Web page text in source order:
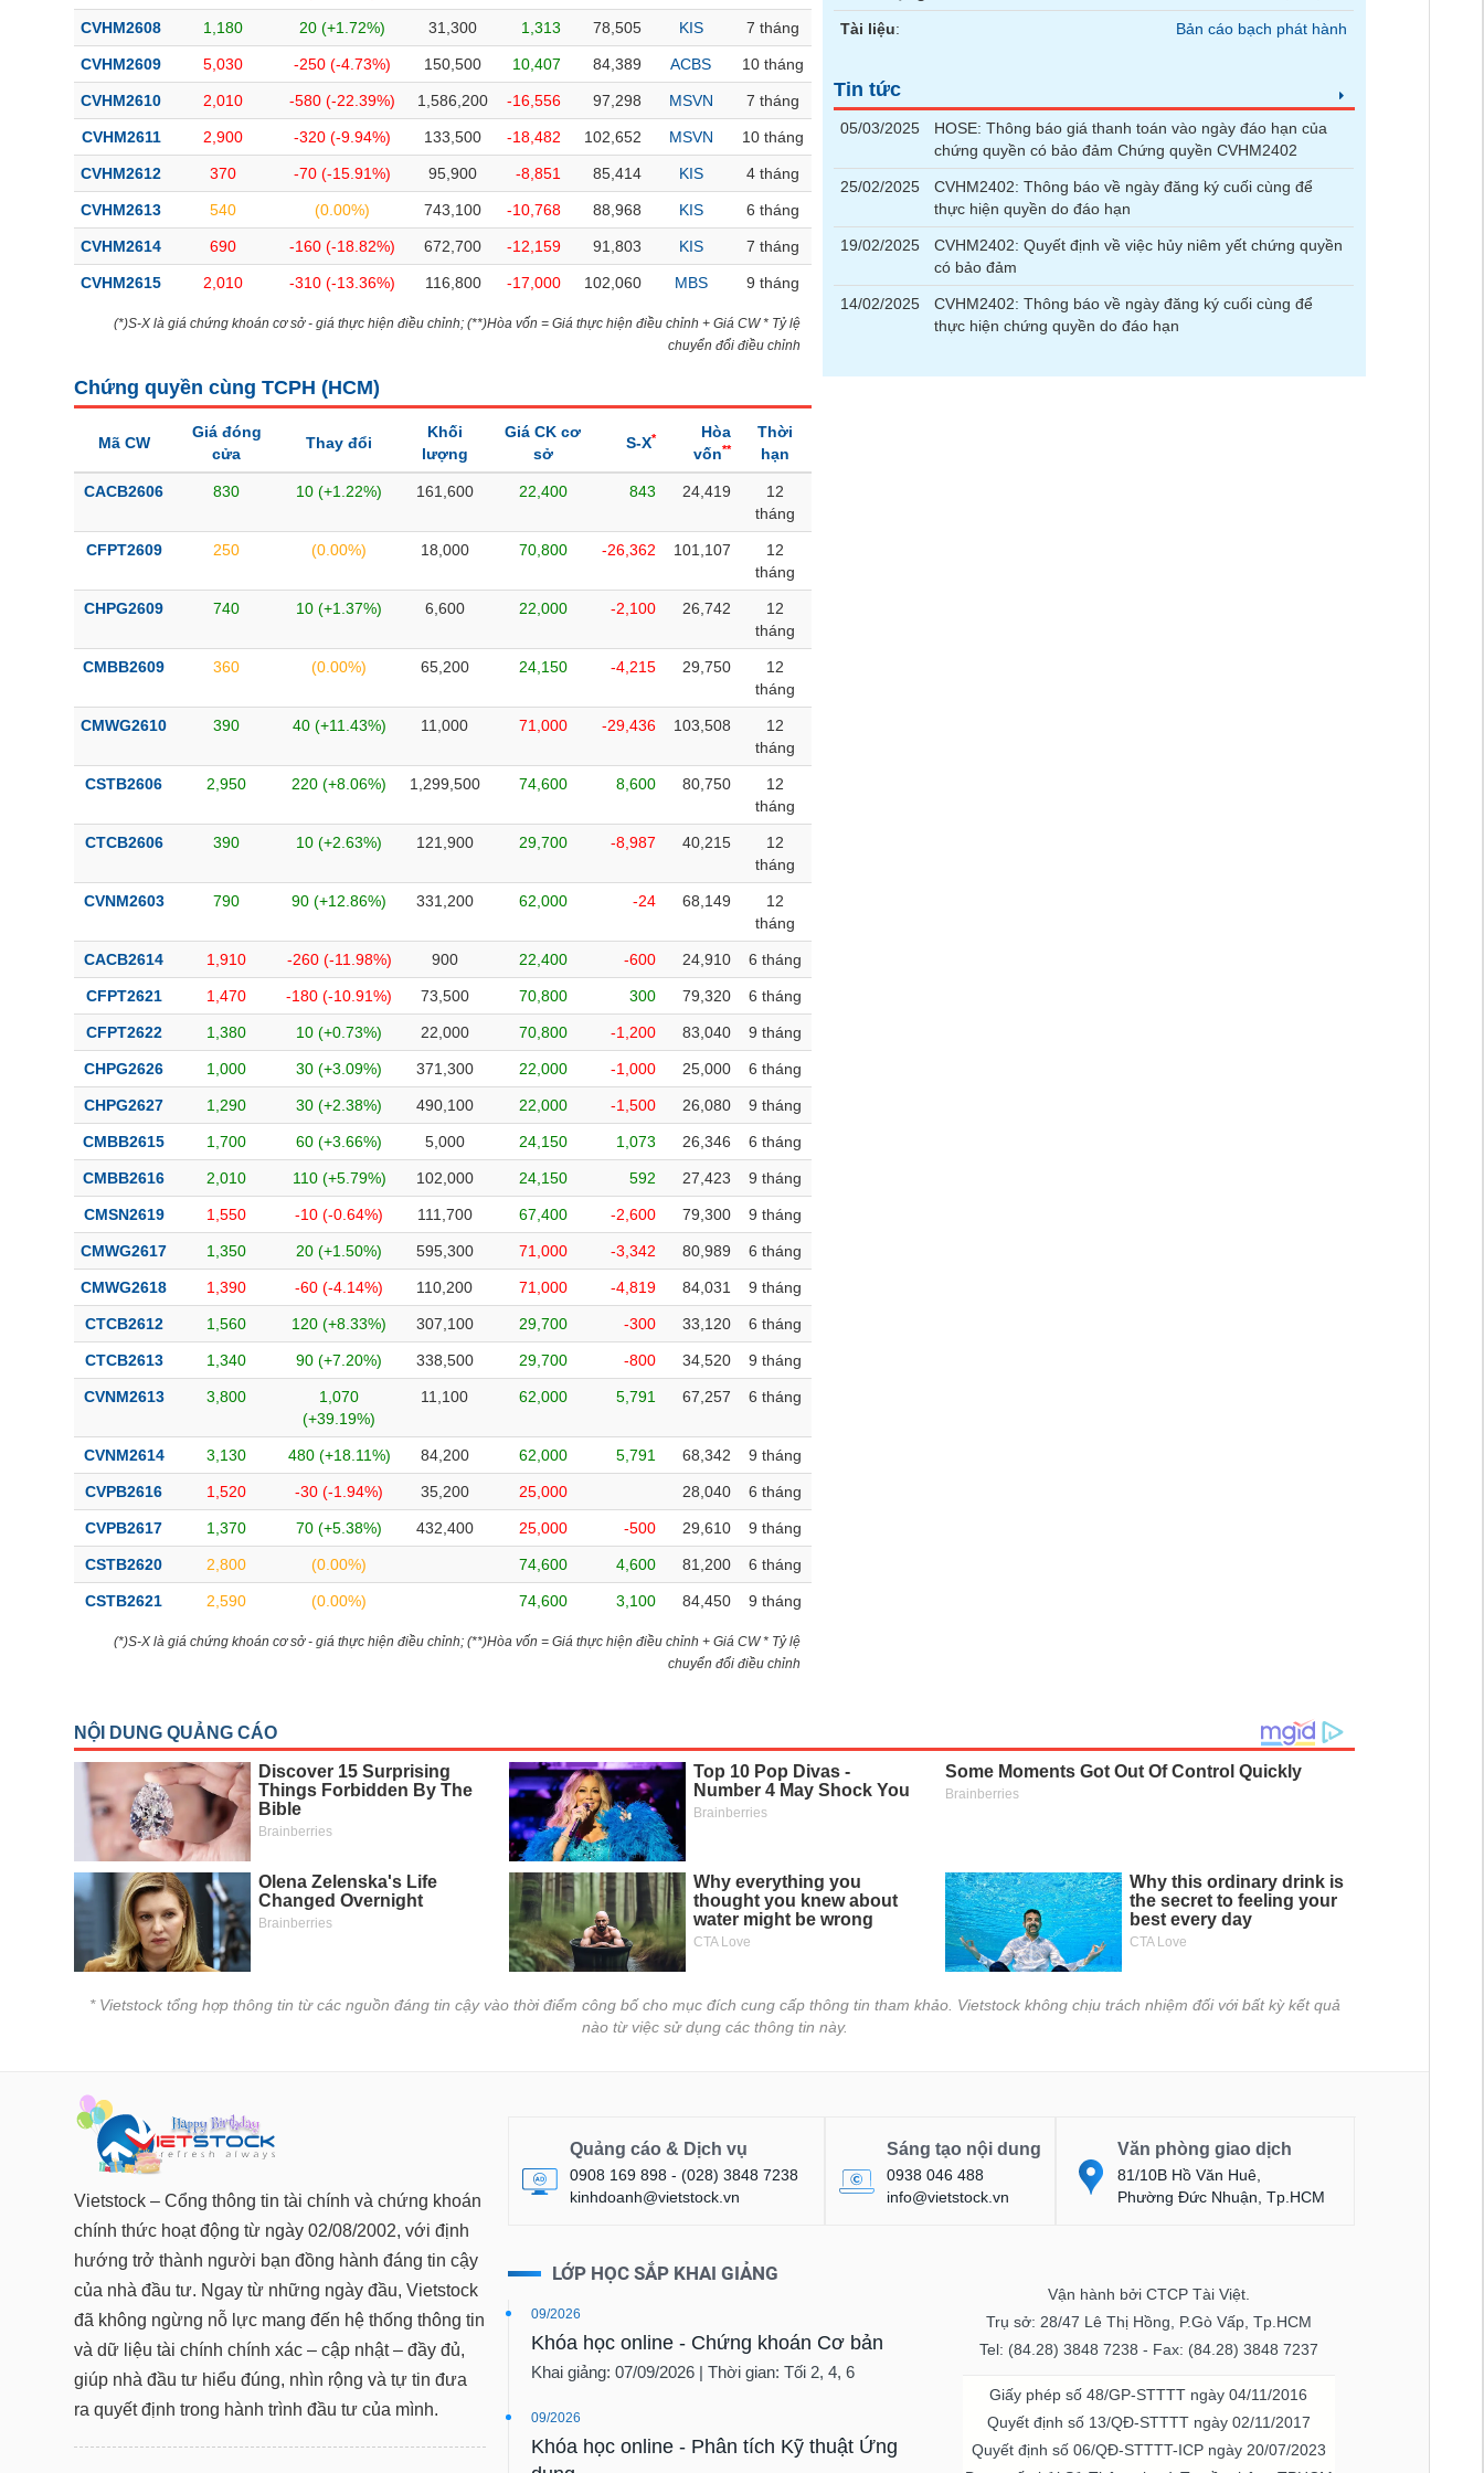
CVHM2608 1,180 20 (+1.72%) 31,300 1,313 78,505 KIS 7 tháng
CVHM2609 5,030 -250 (-4.73%) 150,500 10,407 84,389 ACBS 10 tháng
CVHM2610 2,010 -580 (-22.39%) 1,586,200 -16,556 97,298 MSVN 7 tháng
CVHM2611 2,900 -320 (-9.94%) 133,500 -18,482 102,652 MSVN 10 tháng
CVHM2612 370 -70 (-15.91%) 95,900 -8,851 85,414 KIS 4 tháng
CVHM2613 540 (0.00%) 743,100 -10,768 88,968 KIS 6 tháng
CVHM2614 690 -160 (-18.82%) 672,700 -12,159 91,803 KIS 7 tháng
CVHM2615 2,010 -310 (-13.36%) 116,800 -17,000 102,060 MBS 9 tháng
(*)S-X là giá chứng khoán cơ sở - giá thực hiện điều chỉnh; (**)Hòa vốn = Giá thực hiện điều chỉnh + Giá CW * Tỷ lệ
chuyển đổi điều chỉnh
Chứng quyền cùng TCPH (HCM)
Mã CW
Giá đóng
cửa
Thay đổi
Khối
lượng
Giá CK cơ
sở
S-X*
Hòa
vốn**
Thời
hạn
CACB2606 830 10 (+1.22%) 161,600 22,400 843 24,419
12
tháng
CFPT2609 250 (0.00%) 18,000 70,800 -26,362 101,107
12
tháng
CHPG2609 740 10 (+1.37%) 6,600 22,000 -2,100 26,742
12
tháng
CMBB2609 360 (0.00%) 65,200 24,150 -4,215 29,750
12
tháng
CMWG2610 390 40 (+11.43%) 11,000 71,000 -29,436 103,508
12
tháng
CSTB2606 2,950 220 (+8.06%) 1,299,500 74,600 8,600 80,750
12
tháng
CTCB2606 390 10 (+2.63%) 121,900 29,700 -8,987 40,215
12
tháng
CVNM2603 790 90 (+12.86%) 331,200 62,000 -24 68,149
12
tháng
CACB2614 1,910 -260 (-11.98%) 900 22,400 -600 24,910 6 tháng
CFPT2621 1,470 -180 (-10.91%) 73,500 70,800 300 79,320 6 tháng
CFPT2622 1,380 10 (+0.73%) 22,000 70,800 -1,200 83,040 9 tháng
CHPG2626 1,000 30 (+3.09%) 371,300 22,000 -1,000 25,000 6 tháng
CHPG2627 1,290 30 (+2.38%) 490,100 22,000 -1,500 26,080 9 tháng
CMBB2615 1,700 60 (+3.66%) 5,000 24,150 1,073 26,346 6 tháng
CMBB2616 2,010 110 (+5.79%) 102,000 24,150 592 27,423 9 tháng
CMSN2619 1,550 -10 (-0.64%) 111,700 67,400 -2,600 79,300 9 tháng
CMWG2617 1,350 20 (+1.50%) 595,300 71,000 -3,342 80,989 6 tháng
CMWG2618 1,390 -60 (-4.14%) 110,200 71,000 -4,819 84,031 9 tháng
CTCB2612 1,560 120 (+8.33%) 307,100 29,700 -300 33,120 6 tháng
CTCB2613 1,340 90 (+7.20%) 338,500 29,700 -800 34,520 9 tháng
CVNM2613 3,800
1,070
(+39.19%)
11,100 62,000 5,791 67,257 6 tháng
CVNM2614 3,130 480 (+18.11%) 84,200 62,000 5,791 68,342 9 tháng
CVPB2616 1,520 -30 (-1.94%) 35,200 25,000 28,040 6 tháng
CVPB2617 1,370 70 (+5.38%) 432,400 25,000 -500 29,610 9 tháng
CSTB2620 2,800 (0.00%) 74,600 4,600 81,200 6 tháng
CSTB2621 2,590 (0.00%) 74,600 3,100 84,450 9 tháng
(*)S-X là giá chứng khoán cơ sở - giá thực hiện điều chỉnh; (**)Hòa vốn = Giá thực hiện điều chỉnh + Giá CW * Tỷ lệ
chuyển đổi điều chỉnh
Tài liệu: Bản cáo bạch phát hành
Tin tức
05/03/2025
HOSE: Thông báo giá thanh toán vào ngày đáo hạn của
chứng quyền có bảo đảm Chứng quyền CVHM2402
25/02/2025
CVHM2402: Thông báo về ngày đăng ký cuối cùng để
thực hiện quyền do đáo hạn
19/02/2025
CVHM2402: Quyết định về việc hủy niêm yết chứng quyền
có bảo đảm
14/02/2025
CVHM2402: Thông báo về ngày đăng ký cuối cùng để
thực hiện chứng quyền do đáo hạn
* Vietstock tổng hợp thông tin từ các nguồn đáng tin cậy vào thời điểm công bố cho mục đích cung cấp thông tin tham khảo. Vietstock không chịu trách nhiệm đối với bất kỳ kết quả
nào từ việc sử dụng các thông tin này.
Vietstock – Cổng thông tin tài chính và chứng khoán
chính thức hoạt động từ ngày 02/08/2002, với định
hướng trở thành người bạn đồng hành đáng tin cậy
của nhà đầu tư. Ngay từ những ngày đầu, Vietstock
đã không ngừng nỗ lực mang đến hệ thống thông tin
và dữ liệu tài chính chính xác – cập nhật – đầy đủ,
giúp nhà đầu tư hiểu đúng, nhìn rộng và tự tin đưa
ra quyết định trong hành trình đầu tư của mình.
Quảng cáo & Dịch vụ
0908 169 898 - (028) 3848 7238
kinhdoanh@vietstock.vn
Sáng tạo nội dung
0938 046 488
info@vietstock.vn
Văn phòng giao dịch
81/10B Hồ Văn Huê,
Phường Đức Nhuận, Tp.HCM
LỚP HỌC SẮP KHAI GIẢNG
09/2026
Khóa học online - Chứng khoán Cơ bản
Khai giảng: 07/09/2026 | Thời gian: Tối 2, 4, 6
09/2026
Khóa học online - Phân tích Kỹ thuật Ứng
Vận hành bởi CTCP Tài Việt.
Trụ sở: 28/47 Lê Thị Hồng, P.Gò Vấp, Tp.HCM
Tel: (84.28) 3848 7238 - Fax: (84.28) 3848 7237
Giấy phép số 48/GP-STTTT ngày 04/11/2016
Quyết định số 13/QĐ-STTTT ngày 02/11/2017
Quyết định số 06/QĐ-STTTT-ICP ngày 20/07/2023
Bài viết của tác giả(-)
Báo cáo phân tích(-)
Thuật ngữ(-)
Dịch vụ(-)
Đào tạo
Truyền thông tài chính